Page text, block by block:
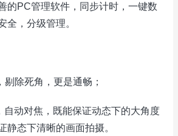
的PC管理软件，同步计时，一键数
全，分级管理。
剔除死角，更是通畅；
自动对焦，既能保证动态下的大角度
静态下清晰的画面拍摄。